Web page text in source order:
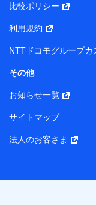
り）
株式会社NTTドコ
社長 廣井 孝史
東京都中央区日本
株式会社ドコモ・
村 忠義
また当社は、オン
比較ポリシー
利用規約
NTTドコモグループ
その他
お知らせ一覧
サイトマップ
法人のお客さま